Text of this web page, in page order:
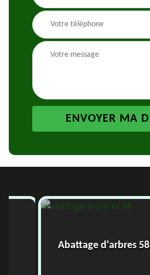
Abattage d'arbres 58